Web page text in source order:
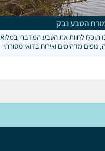
הטבע נבק
תוכלו לחוות את הטבע המדברי במלוא
נופים מדהימים ואירוח בדואי מסורתי